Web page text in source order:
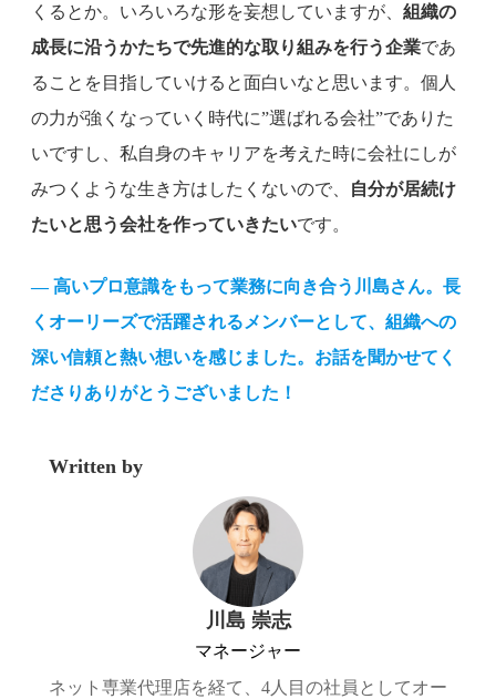
くるとか。いろいろな形を妄想していますが、 組織の
成長に沿うかたちで先進的な取り組みを行う企業であ
ることを目指していけると面白いなと思います。個人
の力が強くなっていく時代に”選ばれる会社”でありた
いですし、私自身のキャリアを考えた時に会社にしが
みつくような生き方はしたくないので、
自分が居続け
たいと思う会社を作っていきたいです。
— 高いプロ意識をもって業務に向き合う川島さん。長
くオーリーズで活躍されるメンバーとして、組織への
深い信頼と熱い想いを感じました。お話を聞かせてく
ださりありがとうございました！
Written by
川島 崇志
マネージャー
ネット専業代理店を経て、4人目の社員としてオー